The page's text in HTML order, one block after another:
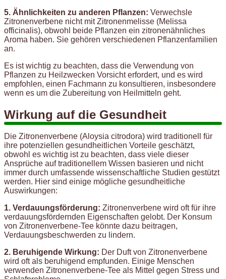
5. Ähnlichkeiten zu anderen Pflanzen: Verwechsle
Zitronenverbene nicht mit Zitronenmelisse (Melissa
officinalis), obwohl beide Pflanzen ein zitronenähnliches
Aroma haben. Sie gehören verschiedenen Pflanzenfamilien
an.
Es ist wichtig zu beachten, dass die Verwendung von
Pflanzen zu Heilzwecken Vorsicht erfordert, und es wird
empfohlen, einen Fachmann zu konsultieren, insbesondere
wenn es um die Zubereitung von Heilmitteln geht.
Wirkung auf die Gesundheit
Die Zitronenverbene (Aloysia citrodora) wird traditionell für
ihre potenziellen gesundheitlichen Vorteile geschätzt,
obwohl es wichtig ist zu beachten, dass viele dieser
Ansprüche auf traditionellem Wissen basieren und nicht
immer durch umfassende wissenschaftliche Studien gestützt
werden. Hier sind einige mögliche gesundheitliche
Auswirkungen:
1. Verdauungsförderung: Zitronenverbene wird oft für ihre
verdauungsfördernden Eigenschaften gelobt. Der Konsum
von Zitronenverbene-Tee könnte dazu beitragen,
Verdauungsbeschwerden zu lindern.
2. Beruhigende Wirkung: Der Duft von Zitronenverbene
wird oft als beruhigend empfunden. Einige Menschen
verwenden Zitronenverbene-Tee als Mittel gegen Stress und